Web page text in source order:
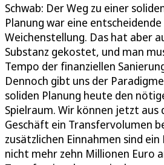
Schwab: Der Weg zu einer
Planung war eine
Weichenstellung. Das hat aber
Substanz gekostet, und man
Tempo der finanziellen
Dennoch gibt uns der
soliden Planung heute den
Spielraum. Wir können jetzt
Geschäft ein Transfervolumen
zusätzlichen Einnahmen sind ein
nicht mehr zehn Millionen Euro